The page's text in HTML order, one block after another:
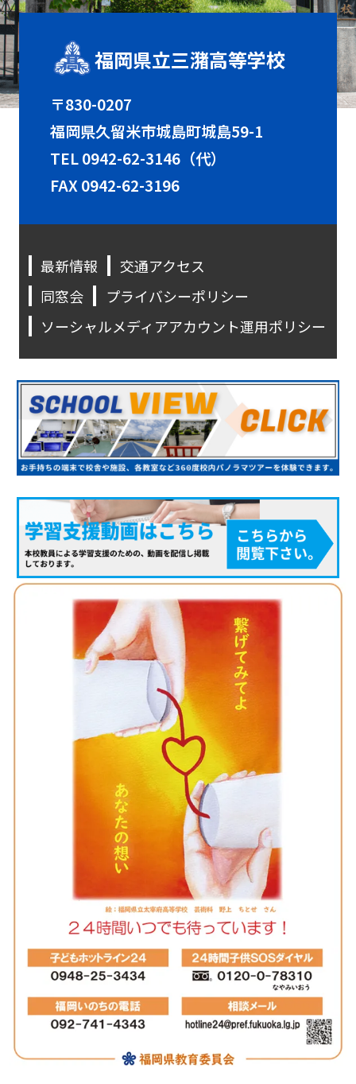
福岡県立三潴高等学校
〒830-0207
福岡県久留米市城島町城島59-1
TEL0942-62-3146（代）
FAX 0942-62-3196
最新情報
交通アクセス
同窓会
プライバシーポリシー
ソーシャルメディアアカウント運用ポリシー